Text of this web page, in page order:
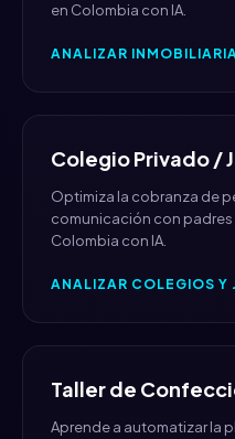
en Colombia con IA.
ANALIZAR
Colegio Privado /
Optimiza la cobranza de
comunicación con
Colombia con IA.
ANALIZAR COLEGIOS Y
Taller de
Aprende a automatizar la